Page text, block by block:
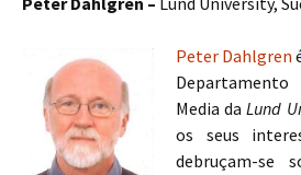
Peter Dahlgren
Media daLund
os seus
debruçam-se